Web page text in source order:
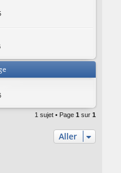
1 sujet • Page 1 sur 1
Aller